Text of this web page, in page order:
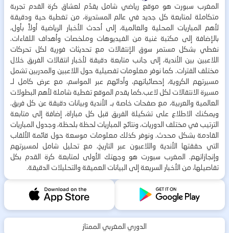
المغرب سبورت هو موقع رياضي شامل يقدّم لعشاق كرة القدم تجربة
متكاملة لمتابعة كل جديد في عالم المستديرة، من تغطية حية ودقيقة
لأهم المباريات المحلية والعالمية، إلى أحدث الأخبار الرياضية أولاً بأول،
بالإضافة إلى مكتبة غنية من الفيديوهات وملخصات وأهداف اللقاءات.
نغطي بشكل مستمر سوق الإنتقالات مع تحديثات فورية لكل تحركات
اللاعبين بين الأندية، إلى جانب متابعة دقيقة لأخبار انتقالات الفريق خلال
مختلف الفترات. كما نوفر معلومات تفصيلية حول اللاعبين والمدربين تشمل
مسيرتهم الكروية، إحصائياتهم، وأدائهم عبر المواسم، مع عرض كامل لـ
مسيرة الانتقالات لكل لاعب.كما يقدم الموقع تغطية شاملة لأهم البطولات
العالمية والعربية، مع صفحات خاصة بـ الأندية وبيانات دقيقة عن كل فريق.
ويمكنك الاطلاع على تشكيلة الفريق قبل كل مباراة، إضافة إلى متابعة
الترتيب في مختلف الدوريات، ونتائج المباريات لحظة بلحظة، وجدول المباريات
القادمة بشكل محدث. ونوفر كذلك معلومات موسعة حول قائمة الألقاب
التي حققتها الأندية واللاعبون عبر التاريخ، مع تحليل شامل لمسيرتهم
وإنجازاتهم. المغرب سبورت هو وجهتك الأولى لمتابعة كرة القدم بكل
تفاصيلها، من الأخبار السريعة إلى البيانات العميقة والتحليلات الدقيقة.
الدوري المغربي الممتاز